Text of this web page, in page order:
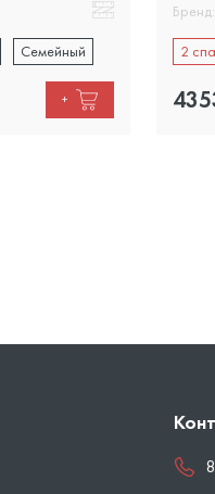
Семейный
+
Бренд:
2